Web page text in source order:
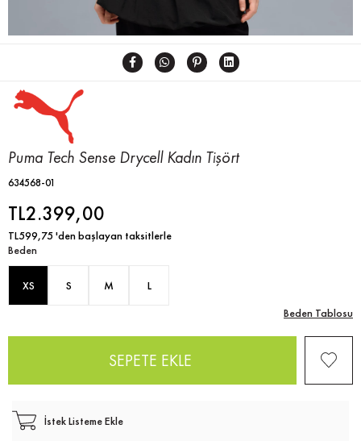
Puma Tech Sense Drycell Kadın Tişört
634568-01
TL2.399,00
TL599,75'den başlayan taksitlerle
Beden
XS S M
L
Beden Tablosu
İstek Listeme Ekle